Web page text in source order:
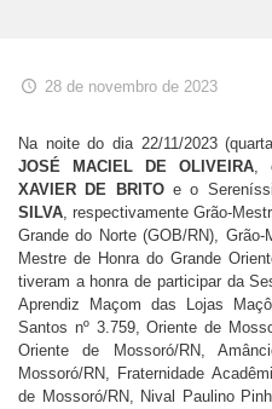
28 de novembro de 2023
Na noite do dia 22/11/2023
JOSÉ MACIEL DE OLIVEIRA,
XAVIER DE BRITOe o
SILVA, respectivamente Grão-
Grande do Norte (GOB/RN),
Mestre de Honra do Grande
tiveram a honra de participar da
Aprendiz Maçom das Lojas
Santos nº 3.759, Oriente de
Oriente de Mossoró/RN,
Mossoró/RN, Fraternidade
de Mossoró/RN, Nival Paulino